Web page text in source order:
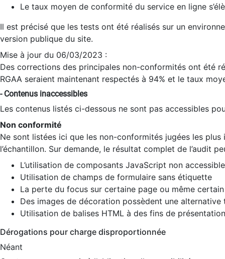
Le taux moyen de conformité du service en ligne
Il est précisé que les tests ont été réalisés sur un
version publique du site.
Mise à jour du 06/03/2023 :
Des corrections des principales non-conformités ont été
RGAA seraient maintenant respectés à 94% et le taux
- Contenus inaccessibles
Les contenus listés ci-dessous ne sont pas accessibles
Non conformité
Ne sont listées ici que les non-conformités jugées les
l’échantillon. Sur demande, le résultat complet de l’audit
L’utilisation de composants JavaScript non
Utilisation de champs de formulaire sans étiquette
La perte du focus sur certaine page ou même
Des images de décoration possèdent une alternative
Utilisation de balises HTML à des fins de
Dérogations pour charge disproportionnée
Néant